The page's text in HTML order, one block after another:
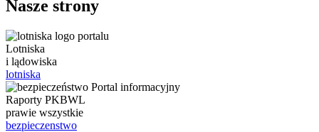
Nasze strony
Lotniska
i lądowiska
lotniska
Raporty PKBWL
prawie wszystkie
bezpieczenstwo